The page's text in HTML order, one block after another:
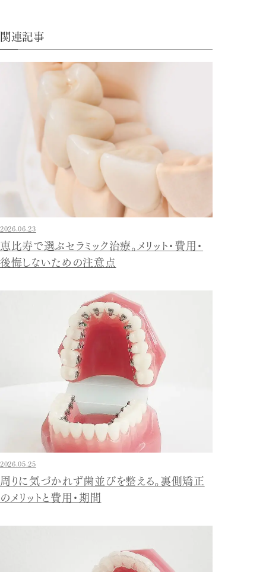
関連記事
2026.06.23
恵比寿で選ぶセラミック治療。メリット・費用・
後悔しないための注意点
2026.05.25
周りに気づかれず歯並びを整える。裏側矯正
のメリットと費用・期間